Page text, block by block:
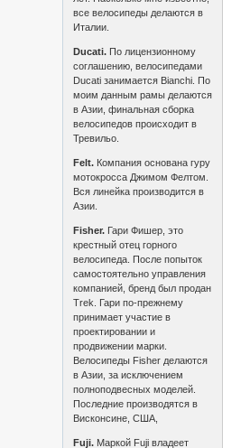
все велосипеды делаются в
Италии.
Ducati. По лицензионному
соглашению, велосипедами
Ducati занимается Bianchi. По
моим данным рамы делаются
в Азии, финальная сборка
велосипедов происходит в
Тревильо.
Felt. Компания основана гуру
мотокросса Джимом Фелтом.
Вся линейка производится в
Азии.
Fisher. Гари Фишер, это
крестный отец горного
велосипеда. После попыток
самостоятельно управления
компанией, бренд был продан
Trek. Гари по-прежнему
принимает участие в
проектировании и
продвижении марки.
Велосипеды Fisher делаются
в Азии, за исключением
полноподвесных моделей.
Последние производятся в
Висконсине, США,
Fuji. Маркой Fuji владеет